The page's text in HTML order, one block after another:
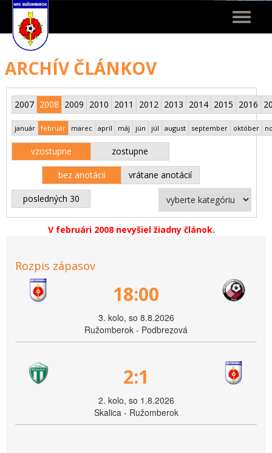
Toggle
ARCHÍV ČLÁNKOV
2007 2008 2009 2010 2011 2012 2013 2014 2015 2016
január február marec apríl máj jún júl august september október
vzostupne zostupne
bez anotácií vrátane anotácií
posledných 30
V februári 2008 nevyšiel žiadny článok.
Rozpis zápasov
18:00
3. kolo, so 8.8.2026
Ružomberok - Podbrezová
2:1
2. kolo, so 1.8.2026
Skalica - Ružomberok